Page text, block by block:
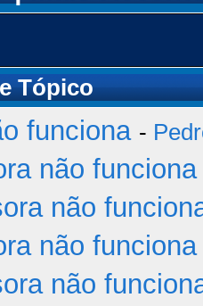
Tópico
funciona -
não funciona
não
não funciona
não